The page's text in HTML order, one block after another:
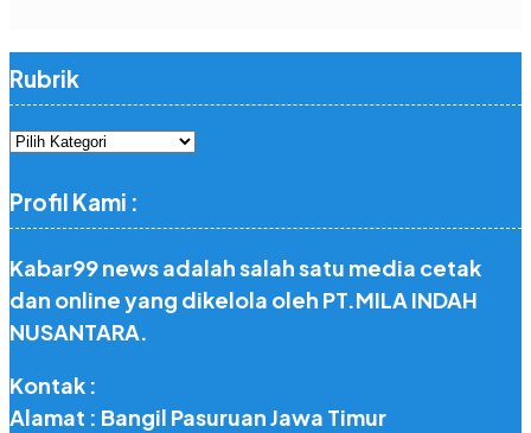
Rubrik
Rubrik
Profil Kami :
Kabar99 news adalah salah satu media cetak
dan online yang dikelola oleh PT.MILA INDAH
NUSANTARA.
Kontak :
Alamat : Bangil Pasuruan Jawa Timur